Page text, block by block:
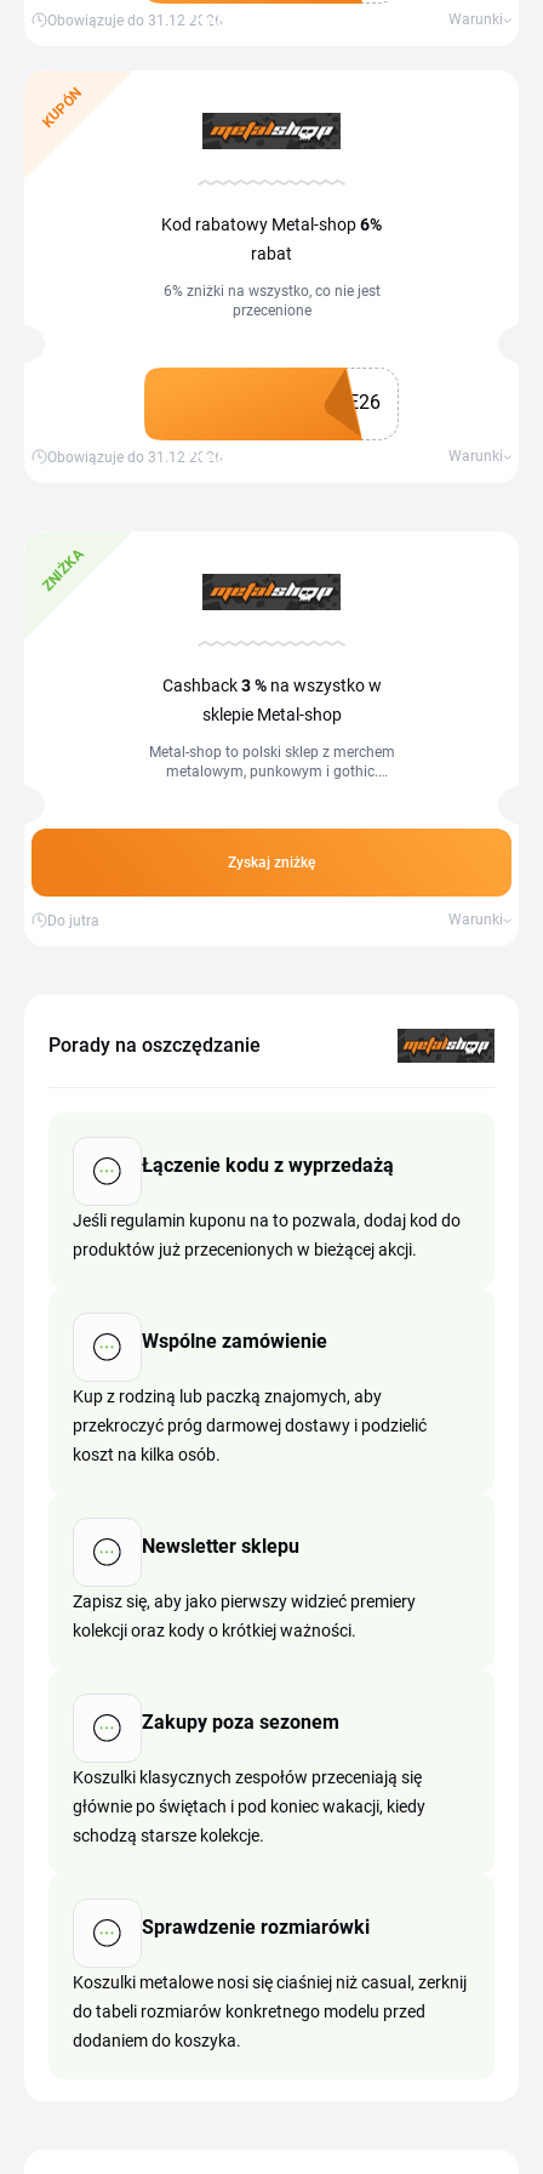
Zdobądź kupon
Obowiązuje do 31.12.2026 Warunki
KUPÓN
Kod rabatowy Metal-shop6%
rabat
6% zniżki na wszystko, co nie jest
przecenione
Zdobądź kupon
E26
Obowiązuje do 31.12.2026 Warunki
ZNIŻKA
Cashback3 %na wszystko w
sklepie Metal-shop
Metal-shop to polski sklep z merchem
metalowym, punkowym i gothic.
flanelowe,...
Zyskaj zniżkę
Do jutra Warunki
Porady na oszczędzanie
Łączenie kodu z wyprzedażą
Jeśli regulamin kuponu na to pozwala, dodaj kod do
produktów już przecenionych w bieżącej akcji.
Wspólne zamówienie
Kup z rodziną lub paczką znajomych, aby
przekroczyć próg darmowej dostawy i podzielić
koszt na kilka osób.
Newsletter sklepu
Zapisz się, aby jako pierwszy widzieć premiery
kolekcji oraz kody o krótkiej ważności.
Zakupy poza sezonem
Koszulki klasycznych zespołów przeceniają się
głównie po świętach i pod koniec wakacji, kiedy
schodzą starsze kolekcje.
Sprawdzenie rozmiarówki
Koszulki metalowe nosi się ciaśniej niż casual, zerknij
do tabeli rozmiarów konkretnego modelu przed
dodaniem do koszyka.